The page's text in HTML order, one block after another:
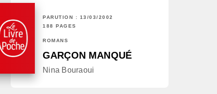
PARUTION : 13/03/2002
188 PAGES
ROMANS
GARÇON MANQUÉ
Nina Bouraoui